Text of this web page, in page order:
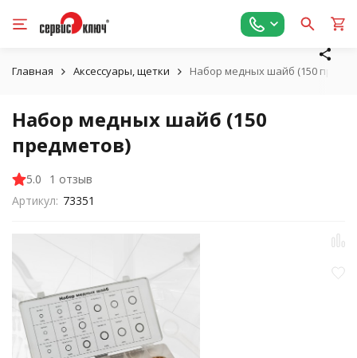
Главная Аксессуары, щетки Набор медных шайб (150
Набор медных шайб (150
предметов)
5.0
1 отзыв
Артикул: 73351